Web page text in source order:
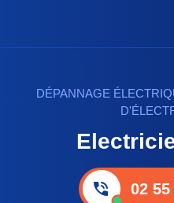
DÉPANNAGE
02 55